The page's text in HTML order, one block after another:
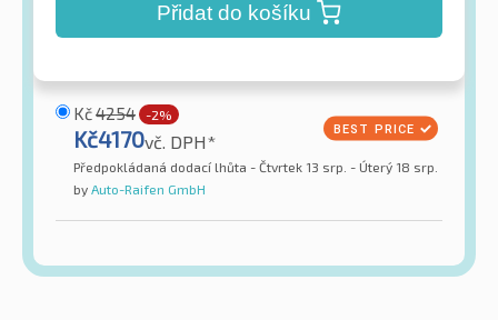
Přidat do košíku
Kč4254 -2%
Kč4170vč. DPH*
Předpokládaná dodací lhůta - Čtvrtek 13 srp. - Úterý 18 srp.
by Auto-Raifen GmbH